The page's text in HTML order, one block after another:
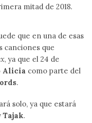
mitad de 2018.
que en una de esas
canciones que
, ya que el 24 de
Alicia como parte del
.
solo, ya que estará
Tajak.